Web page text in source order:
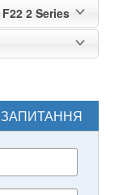
2 Series